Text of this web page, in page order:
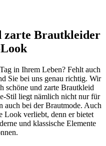
zarte Brautkleider
in Ihrem Leben? Fehlt auch
Sie bei uns genau richtig. Wir
schöne und zarte Brautkleid
Stil liegt nämlich nicht nur für
auch bei der Brautmode. Auch
Look verliebt, denn er bietet
und klassische Elemente